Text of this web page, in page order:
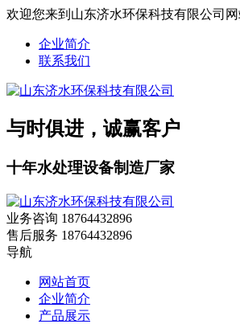
欢迎您来到山东济水环保科技有限公司网
企业简介
联系我们
与时俱进，诚赢客户
十年水处理设备制造厂家
业务咨询 18764432896
售后服务 18764432896
导航
网站首页
企业简介
产品展示